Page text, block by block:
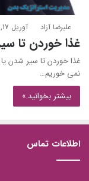
علیرضا آزاد آوریل 17, 2017
غذا خوردن تا
غذا خوردن تا سیر شدن
نمی خوریم…
بیشتر بخوانید »
اطلاعات تماس